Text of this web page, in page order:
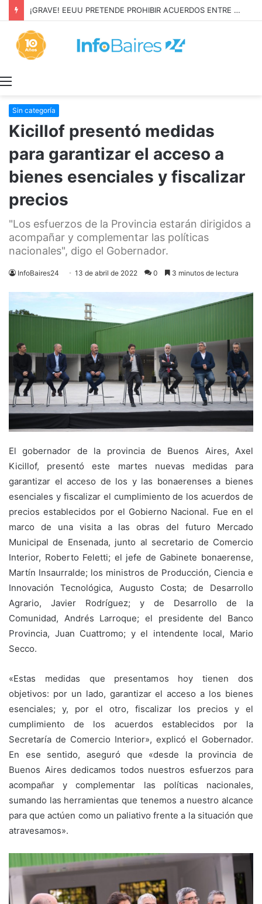
¡GRAVE! EEUU PRETENDE PROHIBIR ACUERDOS ENTRE CHINA Y UNA COOPERATIVA EN NEUQUÉN
Sin categoría
Kicillof presentó medidas
para garantizar el acceso a
bienes esenciales y fiscalizar
precios
"Los esfuerzos de la Provincia estarán dirigidos a
acompañar y complementar las políticas
nacionales", digo el Gobernador.
InfoBaires24 13 de abril de 2022 0 3 minutos de lectura
El gobernador de la provincia de Buenos Aires, Axel
Kicillof, presentó este martes nuevas medidas para
garantizar el acceso de los y las bonaerenses a bienes
esenciales y fiscalizar el cumplimiento de los acuerdos de
precios establecidos por el Gobierno Nacional. Fue en el
marco de una visita a las obras del futuro Mercado
Municipal de Ensenada, junto al secretario de Comercio
Interior, Roberto Feletti; el jefe de Gabinete bonaerense,
Martín Insaurralde; los ministros de Producción, Ciencia e
Innovación Tecnológica, Augusto Costa; de Desarrollo
Agrario, Javier Rodríguez; y de Desarrollo de la
Comunidad, Andrés Larroque; el presidente del Banco
Provincia, Juan Cuattromo; y el intendente local, Mario
Secco.
«Estas medidas que presentamos hoy tienen dos
objetivos: por un lado, garantizar el acceso a los bienes
esenciales; y, por el otro, fiscalizar los precios y el
cumplimiento de los acuerdos establecidos por la
Secretaría de Comercio Interior», explicó el Gobernador.
En ese sentido, aseguró que «desde la provincia de
Buenos Aires dedicamos todos nuestros esfuerzos para
acompañar y complementar las políticas nacionales,
sumando las herramientas que tenemos a nuestro alcance
para que actúen como un paliativo frente a la situación que
atravesamos».